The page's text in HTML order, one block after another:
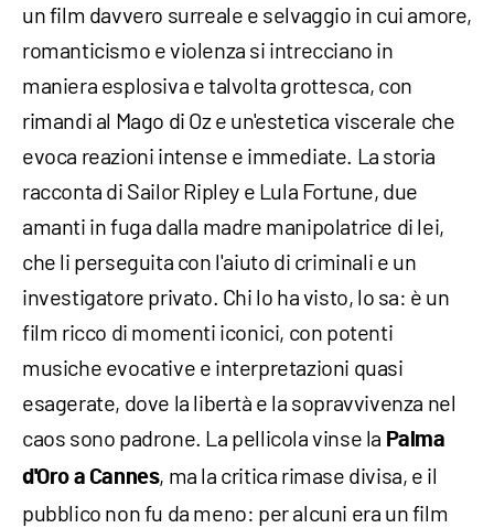
un film davvero surreale e selvaggio in cui amore,
romanticismo e violenza si intrecciano in
maniera esplosiva e talvolta grottesca, con
rimandi al Mago di Oz e un'estetica viscerale che
evoca reazioni intense e immediate. La storia
racconta di Sailor Ripley e Lula Fortune, due
amanti in fuga dalla madre manipolatrice di lei,
che li perseguita con l'aiuto di criminali e un
investigatore privato. Chi lo ha visto, lo sa: è un
film ricco di momenti iconici, con potenti
musiche evocative e interpretazioni quasi
esagerate, dove la libertà e la sopravvivenza nel
caos sono padrone. La pellicola vinse la Palma
d'Oro a Cannes, ma la critica rimase divisa, e il
pubblico non fu da meno: per alcuni era un film